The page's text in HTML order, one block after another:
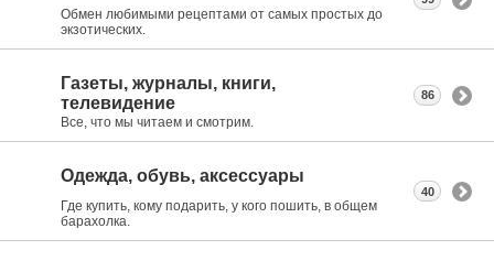
Обмен любимыми рецептами от самых простых до
экзотических.
Газеты, журналы, книги,
телевидение
Все, что мы читаем и смотрим.
86
Одежда, обувь, аксессуары
Где купить, кому подарить, у кого пошить, в общем
барахолка.
40